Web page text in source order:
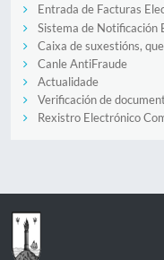
Entrada de Facturas
Sistema de Notificación
Caixa de suxestións,
Canle AntiFraude
Actualidade
Verificación de
Rexistro Electrónico